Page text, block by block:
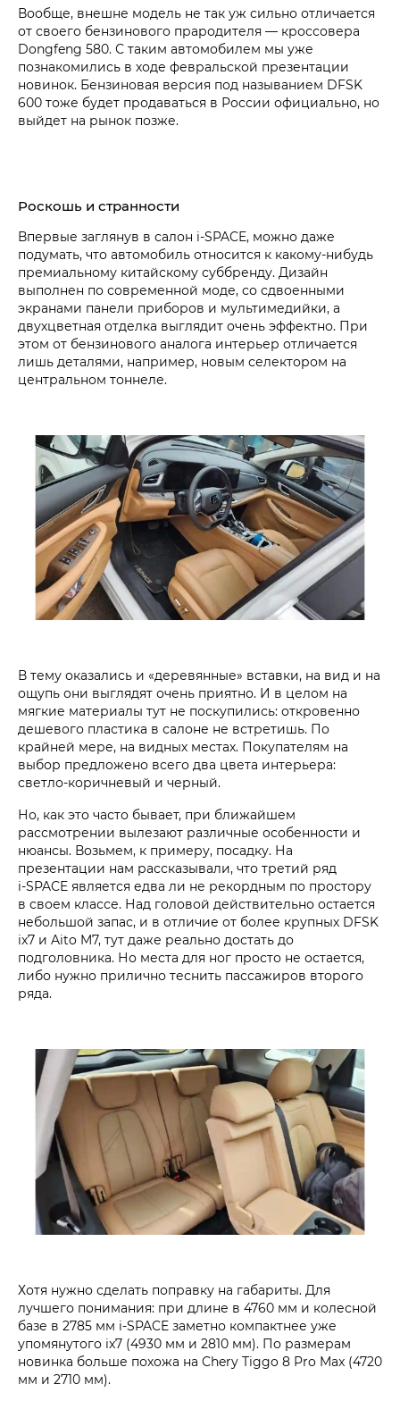
Вообще, внешне модель не так уж сильно отличается
от своего бензинового прародителя — кроссовера
Dongfeng 580. С таким автомобилем мы уже
познакомились в ходе февральской презентации
новинок. Бензиновая версия под называнием DFSK
600 тоже будет продаваться в России официально, но
выйдет на рынок позже.
Роскошь и странности
Впервые заглянув в салон i‑SPACE, можно даже
подумать, что автомобиль относится к какому-нибудь
премиальному китайскому суббренду. Дизайн
выполнен по современной моде, со сдвоенными
экранами панели приборов и мультимедийки, а
двухцветная отделка выглядит очень эффектно. При
этом от бензинового аналога интерьер отличается
лишь деталями, например, новым селектором на
центральном тоннеле.
В тему оказались и «деревянные» вставки, на вид и на
ощупь они выглядят очень приятно. И в целом на
мягкие материалы тут не поскупились: откровенно
дешевого пластика в салоне не встретишь. По
крайней мере, на видных местах. Покупателям на
выбор предложено всего два цвета интерьера:
светло-коричневый и черный.
Но, как это часто бывает, при ближайшем
рассмотрении вылезают различные особенности и
нюансы. Возьмем, к примеру, посадку. На
презентации нам рассказывали, что третий ряд
i‑SPACE является едва ли не рекордным по простору
в своем классе. Над головой действительно остается
небольшой запас, и в отличие от более крупных DFSK
ix7 и Aito M7, тут даже реально достать до
подголовника. Но места для ног просто не остается,
либо нужно прилично теснить пассажиров второго
ряда.
Хотя нужно сделать поправку на габариты. Для
лучшего понимания: при длине в 4760 мм и колесной
базе в 2785 мм i‑SPACE заметно компактнее уже
упомянутого ix7 (4930 мм и 2810 мм). По размерам
новинка больше похожа на Chery Tiggo 8 Pro Max (4720
мм и 2710 мм).